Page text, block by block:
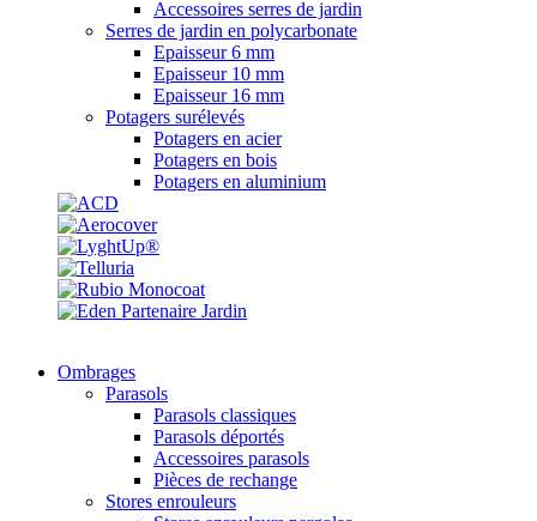
Accessoires serres de jardin
Serres de jardin en polycarbonate
Epaisseur 6 mm
Epaisseur 10 mm
Epaisseur 16 mm
Potagers surélevés
Potagers en acier
Potagers en bois
Potagers en aluminium
Ombrages
Parasols
Parasols classiques
Parasols déportés
Accessoires parasols
Pièces de rechange
Stores enrouleurs